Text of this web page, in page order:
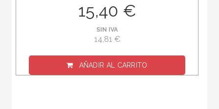
15,40 €
SIN IVA
14,81 €
AÑADIR AL CARRITO